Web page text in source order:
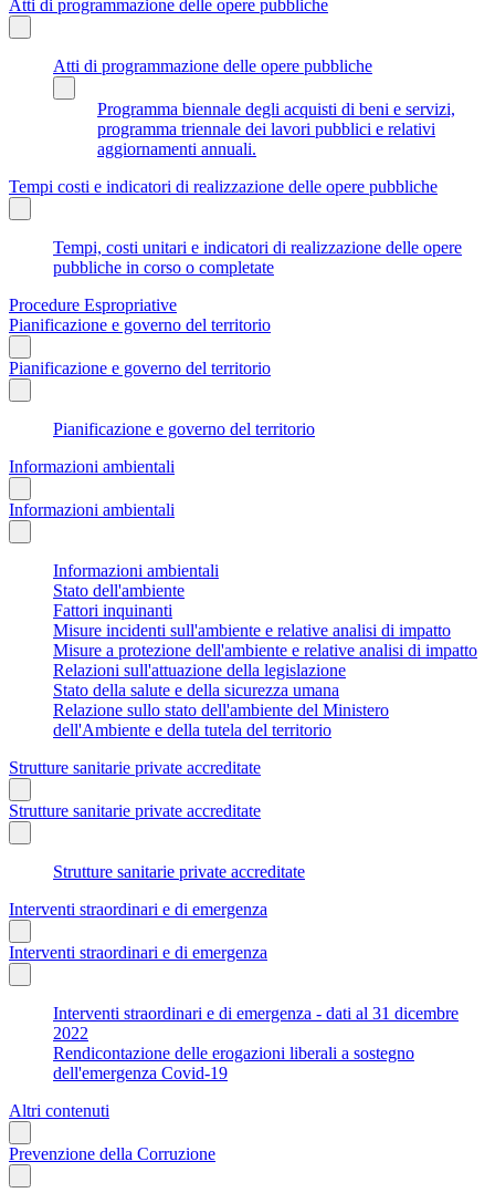
Atti di programmazione delle opere pubbliche
Atti di programmazione delle opere pubbliche
Programma biennale degli acquisti di beni e servizi,
programma triennale dei lavori pubblici e relativi
aggiornamenti annuali.
Tempi costi e indicatori di realizzazione delle opere pubbliche
Tempi, costi unitari e indicatori di realizzazione delle opere
pubbliche in corso o completate
Procedure Espropriative
Pianificazione e governo del territorio
Pianificazione e governo del territorio
Pianificazione e governo del territorio
Informazioni ambientali
Informazioni ambientali
Informazioni ambientali
Stato dell'ambiente
Fattori inquinanti
Misure incidenti sull'ambiente e relative analisi di impatto
Misure a protezione dell'ambiente e relative analisi di impatto
Relazioni sull'attuazione della legislazione
Stato della salute e della sicurezza umana
Relazione sullo stato dell'ambiente del Ministero
dell'Ambiente e della tutela del territorio
Strutture sanitarie private accreditate
Strutture sanitarie private accreditate
Strutture sanitarie private accreditate
Interventi straordinari e di emergenza
Interventi straordinari e di emergenza
Interventi straordinari e di emergenza - dati al 31 dicembre
2022
Rendicontazione delle erogazioni liberali a sostegno
dell'emergenza Covid-19
Altri contenuti
Prevenzione della Corruzione